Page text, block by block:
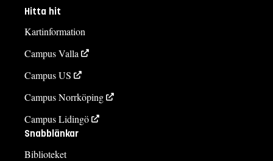
Hitta hit
Kartinformation
Campus Valla
Campus US
Campus Norrköping
Campus Lidingö
Snabblänkar
Biblioteket